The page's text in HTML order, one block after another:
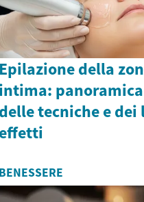
Epilazione della
intima: panoramica
delle tecniche e dei
effetti
BENESSERE